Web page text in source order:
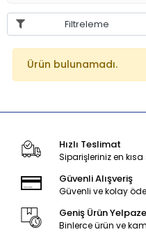
Filtreleme
Ürün bulunamadı.
Hızlı Teslimat
Siparişleriniz en
Güvenli Alışveriş
Güvenli ve kolay
Geniş Ürün
Binlerce ürün ve